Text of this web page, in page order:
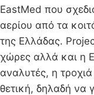
EastMed που
αερίου από τα
της Ελλάδας.
χώρες αλλά και η
αναλυτές, η
θετική, δηλαδή να